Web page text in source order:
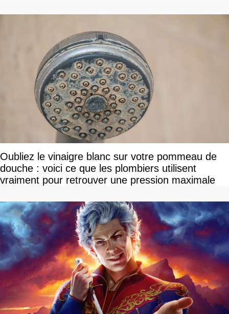
Oubliez le vinaigre blanc sur votre pommeau de
douche : voici ce que les plombiers utilisent
vraiment pour retrouver une pression maximale